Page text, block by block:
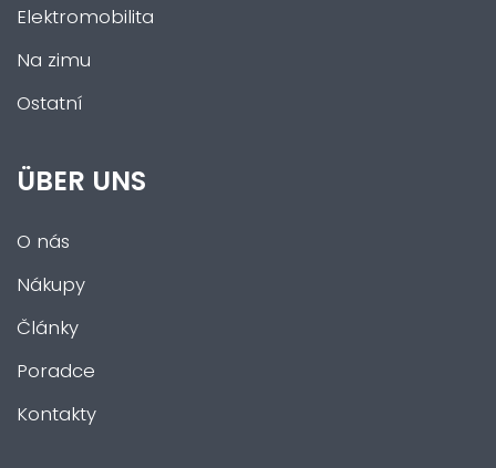
Elektromobilita
Na zimu
Ostatní
ÜBER UNS
O nás
Nákupy
Články
Poradce
Kontakty